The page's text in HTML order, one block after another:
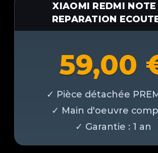
XIAOMI REDMI NOTE
REPARATION
59,00